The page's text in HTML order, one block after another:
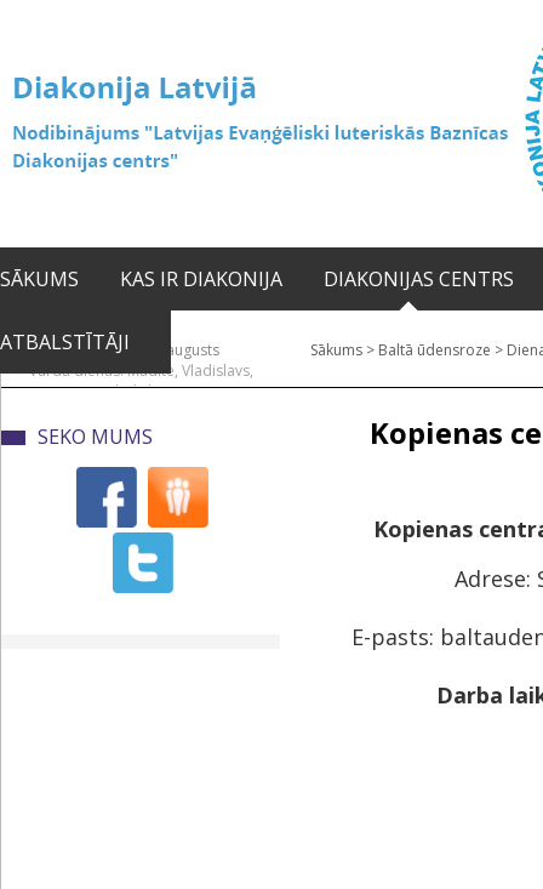
SĀKUMS KAS IR DIAKONIJA DIAKONIJAS CENTRS
ATBALSTĪTĀJI2026. gada 08. augusts
Vārda dienas: Mudīte, Vladislavs,
Vladislava
Sākums > Baltā ūdensroze >
SEKO MUMS Kopienas
Kopienas
Adrese:
E-pasts:
Darba